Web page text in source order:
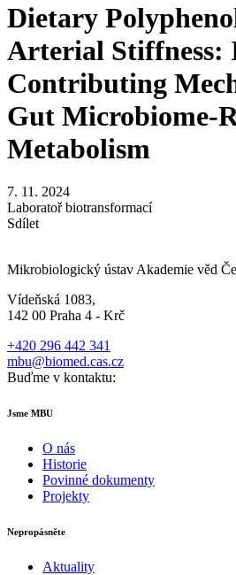
Dietary
Arterial Stiffness:
Contributing
Gut Microbiome-
Metabolism
7. 11. 2024
Laboratoř biotransformací
Sdílet
Mikrobiologický ústav Akademie věd
Vídeňská 1083,
142 00 Praha 4 - Krč
+420 296 442 341
mbu@biomed.cas.cz
Buďme v kontaktu:
Jsme MBU
O nás
Historie
Povinné dokumenty
Projekty
Nepropásněte
Aktuality